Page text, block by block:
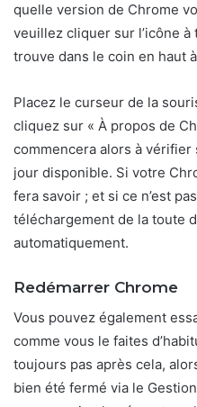
quelle version de Chrome
veuillez cliquer sur l’icône
trouve dans le coin en haut
Placez le curseur de la
cliquez sur « À propos de
commencera alors à vérifier
jour disponible. Si votre
fera savoir ; et si ce n’est
téléchargement de la toute
automatiquement.
Redémarrer Chrome
Vous pouvez également
comme vous le faites
toujours pas après cela,
bien été fermé via le